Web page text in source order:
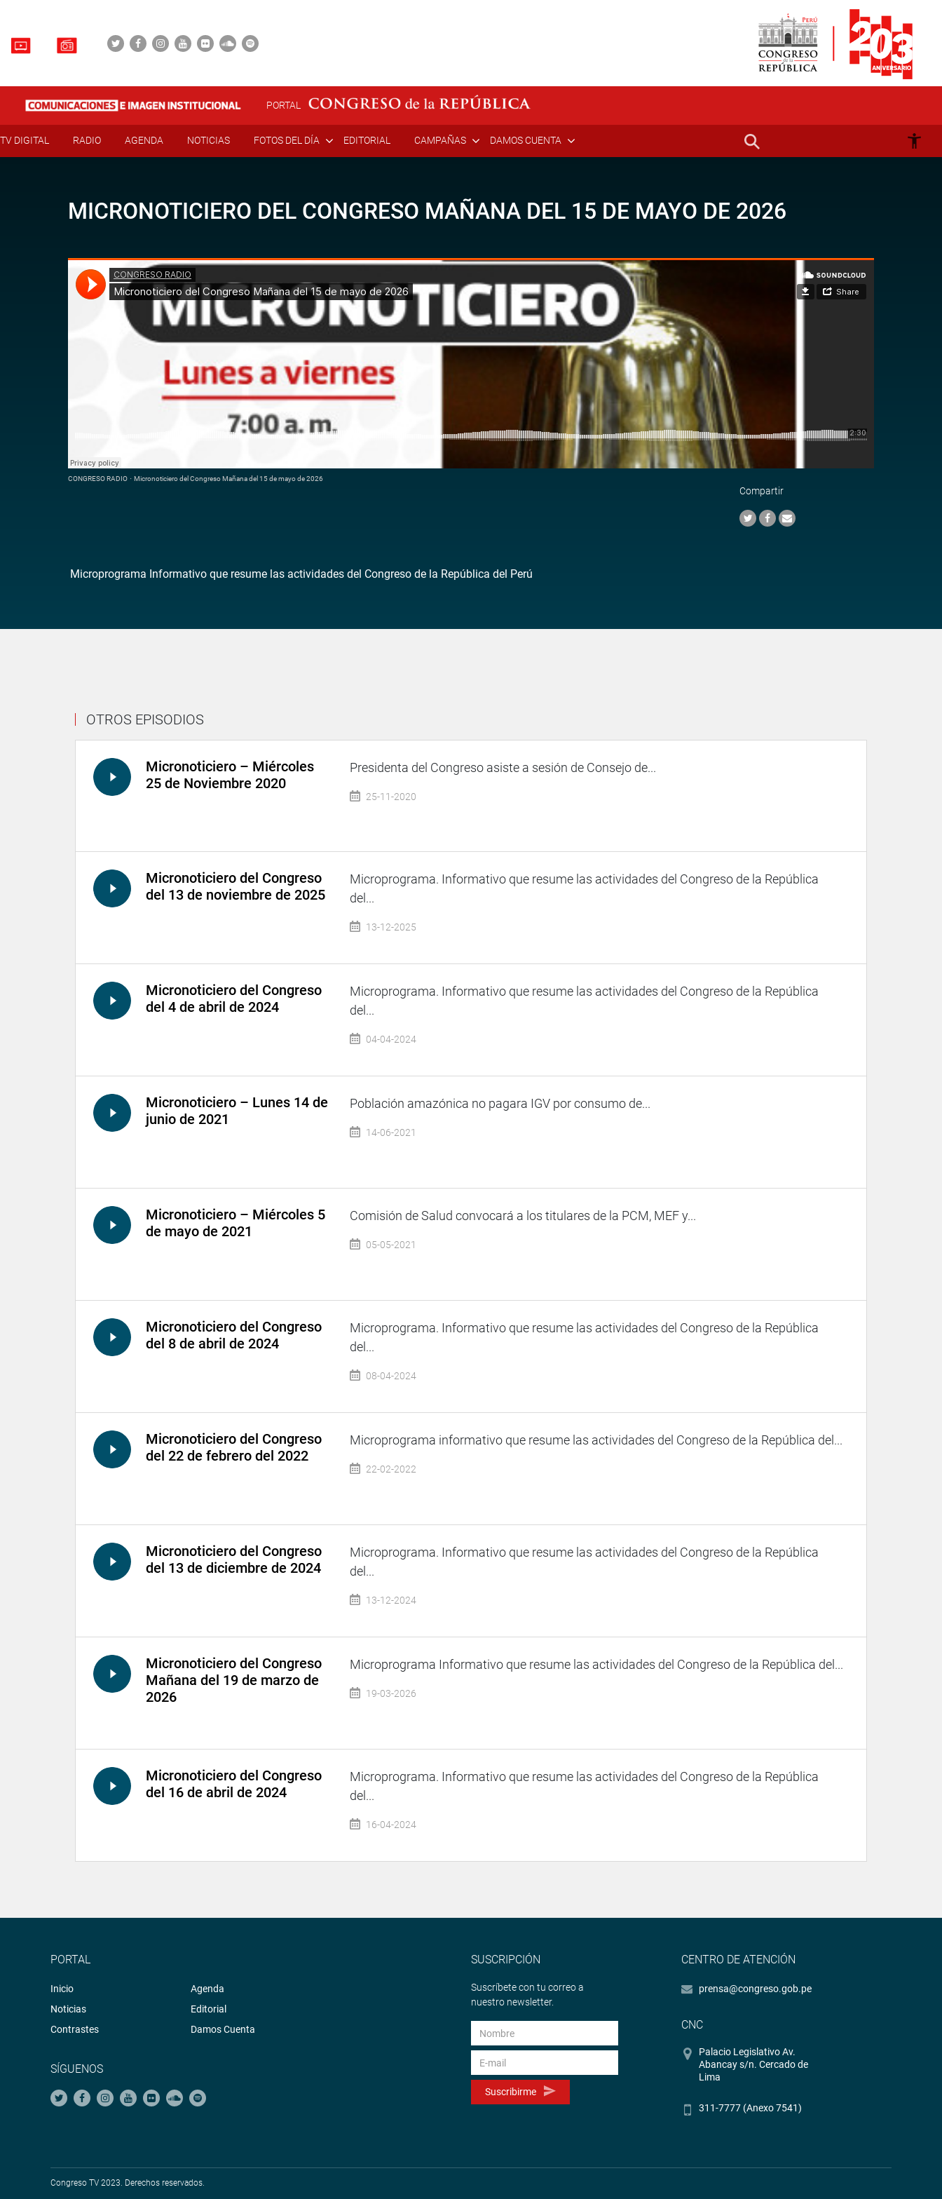
PORTAL
TV DIGITAL RADIO AGENDA NOTICIAS FOTOS DEL DÍA EDITORIAL CAMPAÑAS DAMOS CUENTA
MICRONOTICIERO DEL CONGRESO MAÑANA DEL 15 DE MAYO DE 2026
CONGRESO RADIO · Micronoticiero del Congreso Mañana del 15 de mayo de 2026
Compartir
Microprograma Informativo que resume las actividades del Congreso de la República del Perú
OTROS EPISODIOS
Micronoticiero – Miércoles
25 de Noviembre 2020
Presidenta del Congreso asiste a sesión de Consejo de...
25-11-2020
Micronoticiero del Congreso
del 13 de noviembre de 2025
Microprograma. Informativo que resume las actividades del Congreso de la República
del...
13-12-2025
Micronoticiero del Congreso
del 4 de abril de 2024
Microprograma. Informativo que resume las actividades del Congreso de la República
del...
04-04-2024
Micronoticiero – Lunes 14 de
junio de 2021
Población amazónica no pagara IGV por consumo de...
14-06-2021
Micronoticiero – Miércoles 5
de mayo de 2021
Comisión de Salud convocará a los titulares de la PCM, MEF y...
05-05-2021
Micronoticiero del Congreso
del 8 de abril de 2024
Microprograma. Informativo que resume las actividades del Congreso de la República
del...
08-04-2024
Micronoticiero del Congreso
del 22 de febrero del 2022
Microprograma informativo que resume las actividades del Congreso de la República del...
22-02-2022
Micronoticiero del Congreso
del 13 de diciembre de 2024
Microprograma. Informativo que resume las actividades del Congreso de la República
del...
13-12-2024
Micronoticiero del Congreso
Mañana del 19 de marzo de
2026
Microprograma Informativo que resume las actividades del Congreso de la República del...
19-03-2026
Micronoticiero del Congreso
del 16 de abril de 2024
Microprograma. Informativo que resume las actividades del Congreso de la República
del...
16-04-2024
PORTAL
Inicio
Noticias
Contrastes
Agenda
Editorial
Damos Cuenta
SÍGUENOS
SUSCRIPCIÓN
Suscríbete con tu correo a
nuestro newsletter.
Suscribirme
CENTRO DE ATENCIÓN
prensa@congreso.gob.pe
CNC
Palacio Legislativo Av.
Abancay s/n. Cercado de
Lima
311-7777 (Anexo 7541)
Congreso TV 2023. Derechos reservados.